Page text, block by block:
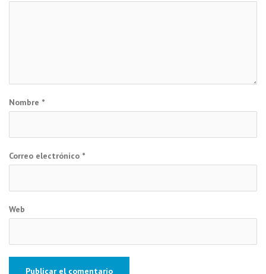
Nombre *
Correo electrónico *
Web